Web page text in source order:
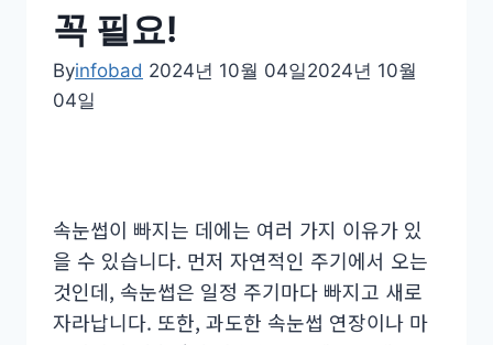
꼭 필요!
Byinfobad 2024년 10월 04일2024년 10월
04일
속눈썹이 빠지는 데에는 여러 가지 이유가 있
을 수 있습니다. 먼저 자연적인 주기에서 오는
것인데, 속눈썹은 일정 주기마다 빠지고 새로
자라납니다. 또한, 과도한 속눈썹 연장이나 마